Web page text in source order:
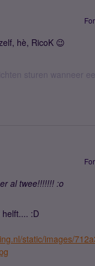
hè, RicoK 😉
sturen wanneer
al twee!!!!!!! :o
:D
static/images/